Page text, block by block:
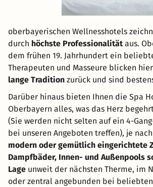
oberbayerischen Wellnesshotels
durch höchste Professionalitätaus.
dem frühen 19. Jahrhundert ein
Therapeuten und Masseure blicken
lange Tradition zurück und sind
Darüber hinaus bieten Ihnen die Spa
Oberbayern alles, was das Herz
(Sie werden nicht selten auf ein 4-
bei unseren Angeboten treffen), je
modern oder gemütlich eingerichtete
Dampfbäder, Innen- und Außenpools
Lage unweit der nächsten Therme, im
oder zentral angebunden bei beliebten